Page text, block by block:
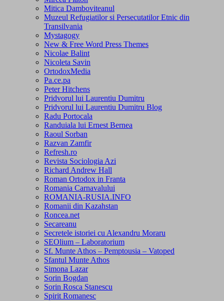
Mitica Damboviteanul
Muzeul Refugiatilor si Persecutatilor Etnic din
Transilvania
Mystagogy
New & Free Word Press Themes
Nicolae Balint
Nicoleta Savin
OrtodoxMedia
Pa.ce.pa
Peter Hitchens
Pridvorul lui Laurentiu Dumitru
Pridvorul lui Laurentiu Dumitru Blog
Radu Portocala
Randuiala lui Ernest Bernea
Raoul Sorban
Razvan Zamfir
Refresh.ro
Revista Sociologia Azi
Richard Andrew Hall
Roman Ortodox in Franta
Romania Carnavalului
ROMANIA-RUSIA.INFO
Romanii din Kazahstan
Roncea.net
Secareanu
Secretele istoriei cu Alexandru Moraru
SEOlium – Laboratorium
Sf. Munte Athos – Pemptousia – Vatoped
Sfantul Munte Athos
Simona Lazar
Sorin Bogdan
Sorin Rosca Stanescu
Spirit Romanesc